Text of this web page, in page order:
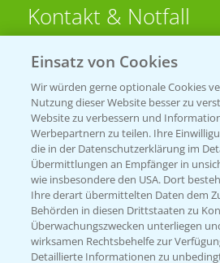
Kontakt & Notfall
Beratung auf WhatsApp
T.+49 (0)174 346 564 1
KONTAKT
Hilfe in Notfällen
T.+49 (0)214/30-20220
Einsatz von Cookies
Wir würden gerne optionale Cookies
Nutzung dieser Website besser zu
Website zu verbessern und
Werbepartnern zu teilen. Ihre
die in der Datenschutzerklärung im
Übermittlungen an Empfänger in
wie insbesondere den USA. Dort
Ihre derart übermittelten Daten dem
Behörden in diesen Drittstaaten zu
Überwachungszwecken unterliegen
wirksamen Rechtsbehelfe zur
Detaillierte Informationen zu